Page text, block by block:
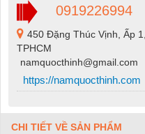
0919226994
450 Đặng Thúc Vịnh, Ấp
TPHCM
namquocthinh@gmail.com
https://namquocthinh.com
CHI TIẾT VỀ SẢN PHẨM